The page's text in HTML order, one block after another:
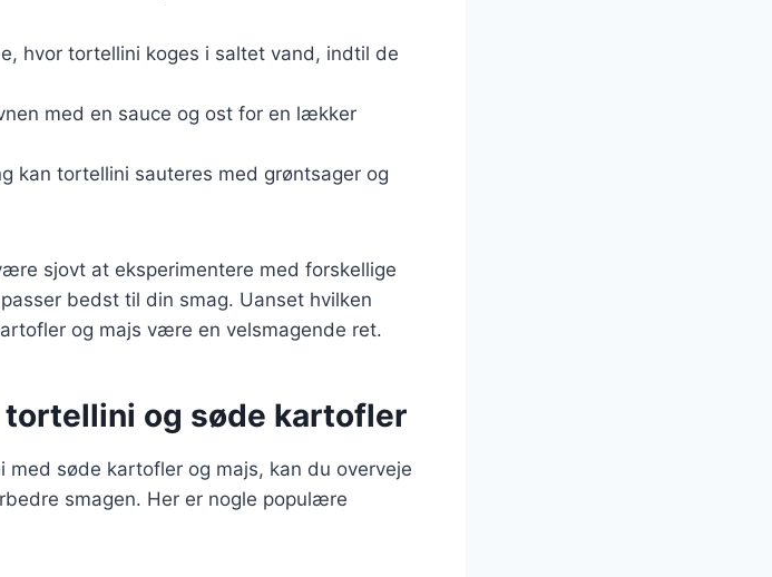
hvor tortellini koges i saltet vand, indtil de
med en sauce og ost for en lækker
kan tortellini sauteres med grøntsager og
sjovt at eksperimentere med forskellige
bedst til din smag. Uanset hvilken
og majs være en velsmagende ret.
og søde kartofler
søde kartofler og majs, kan du overveje
smagen. Her er nogle populære